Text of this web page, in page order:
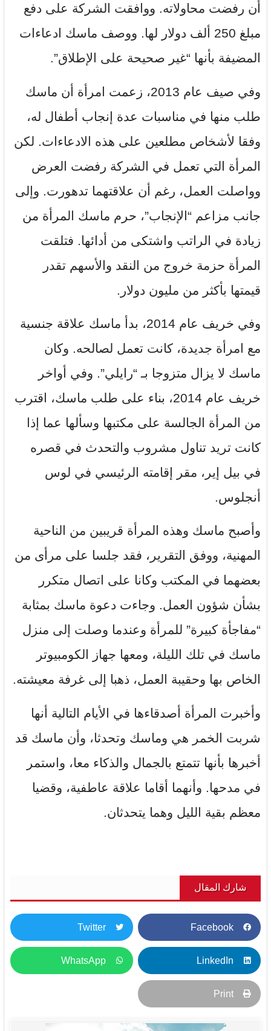
أن رفضت محاولاته. ووافقت الشركة على دفع
مبلغ 250 ألف دولار لها. ووصف ماسك ادعاءات
المضيفة بأنها “غير صحيحة على الإطلاق”.
وفي صيف عام 2013، زعمت امرأة أن ماسك
طلب منها في مناسبات عدة إنجاب أطفال له،
وفقا لأشخاص مطلعين على هذه الادعاءات. لكن
المرأة التي تعمل في الشركة رفضت العرض
وواصلت العمل، رغم أن علاقتهما تدهورت. وإلى
جانب مزاعم “الإنجاب”، حرم ماسك المرأة من
زيادة في الراتب واشتكى من أدائها. فتلقت
المرأة حزمة خروج من النقد والأسهم تقدر
قيمتها بأكثر من مليون دولار.
وفي خريف عام 2014، بدأ ماسك علاقة جنسية
مع امرأة جديدة، كانت تعمل لصالحه. وكان
ماسك لا يزال متزوجا بـ “رايلي”. وفي أواخر
خريف عام 2014، بناء على طلب ماسك، اقترب
من المرأة الجالسة على مكتبها وسألها عما إذا
كانت تريد تناول مشروب والتحدث في قصره
في بيل إير، مقر إقامته الرئيسي في لوس
أنجلوس.
وأصبح ماسك وهذه المرأة قريبين من الناحية
المهنية، ووفق التقرير، فقد جلسا على مرأى من
بعضهما في المكتب وكانا على اتصال متكرر
بشأن شؤون العمل. وجاءت دعوة ماسك بمثابة
“مفاجأة كبيرة” للمرأة وعندما وصلت إلى منزل
ماسك في تلك الليلة، ومعها جهاز الكومبيوتر
الخاص بها وحقيبة العمل، ذهبا إلى غرفة معيشته.
وأخبرت المرأة أصدقاءها في الأيام التالية أنها
شربت الخمر هي وماسك وتحدثا، وأن ماسك قد
أخبرها بأنها تتمتع بالجمال والذكاء معا، واستمر
في مدحها. وأنهما أقاما علاقة عاطفية، وقضيا
معظم بقية الليل وهما يتحدثان.
شارك المقال
Facebook
Twitter
LinkedIn
WhatsApp
Print